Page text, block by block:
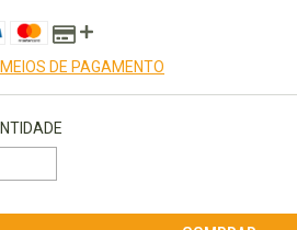
DE PAGAMENTO